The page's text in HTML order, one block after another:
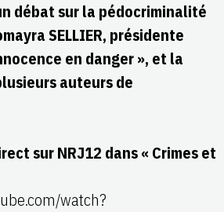
débat sur la pédocriminalité
SELLIER, présidente
en danger », et la
auteurs de
sur NRJ12 dans « Crimes et
watch?